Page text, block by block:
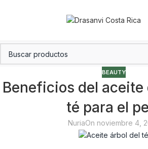
BEAUTY
Beneficios del aceite
té para el
NuriaOn noviembre 4,